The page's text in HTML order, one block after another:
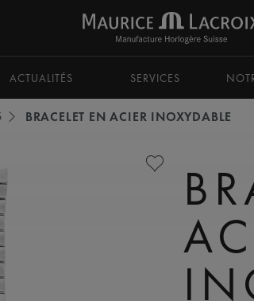
ACTUALITÉS SERVICES
BRACELET EN ACIER INOXYDABLE